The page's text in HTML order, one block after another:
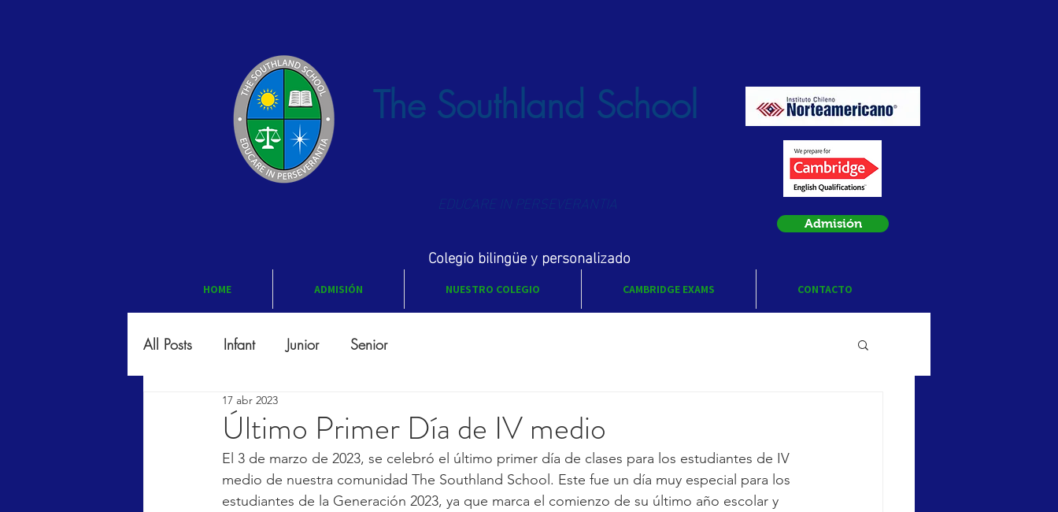
The Southland School
EDUCARE IN PERSEVERANTIA
Colegio bilingüe y personalizado
Admisión
HOME ADMISIÓN NUESTRO COLEGIO CAMBRIDGE EXAMS CONTACTO
All Posts Infant Junior Senior
Último Primer Día de IV medio
17 abr 2023
El 3 de marzo de 2023, se celebró el último primer día de clases para los estudiantes de IV
medio de nuestra comunidad The Southland School. Este fue un día muy especial para los
estudiantes de la Generación 2023, ya que marca el comienzo de su último año escolar y